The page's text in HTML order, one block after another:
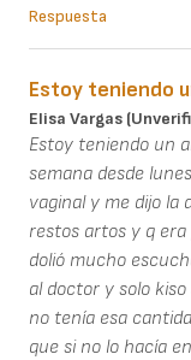
Respuesta
Estoy teniendo
Elisa Vargas
Estoy teniendo un
semana desde
vaginal y me dijo la
restos artos y q
dolió mucho
al doctor y solo
no tenía esa
que si no lo hacía